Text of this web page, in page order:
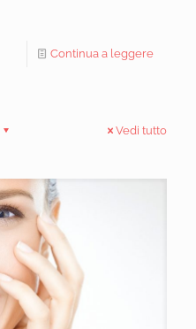
Continua a leggere
Vedi tutto